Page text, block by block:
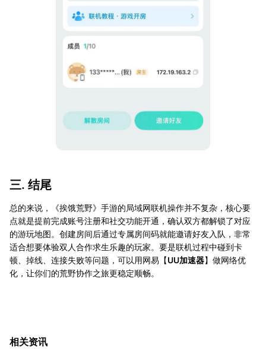
三. 结尾
总的来说，《挨饿荒野》手游的局域网联机操作并不复杂，核心要
点就是提前完成账号注册和社交功能开通，确认双方都解锁了对应
的游玩地图。创建房间后通过专属房间码就能邀请好友入队，非常
适合想要体验双人合作求生乐趣的玩家。要是联机过程中碰到卡
顿、掉线、连接失败等问题，可以用网易【UU加速器】做网络优
化，让你们的荒野协作之旅更稳定顺畅。
相关资讯